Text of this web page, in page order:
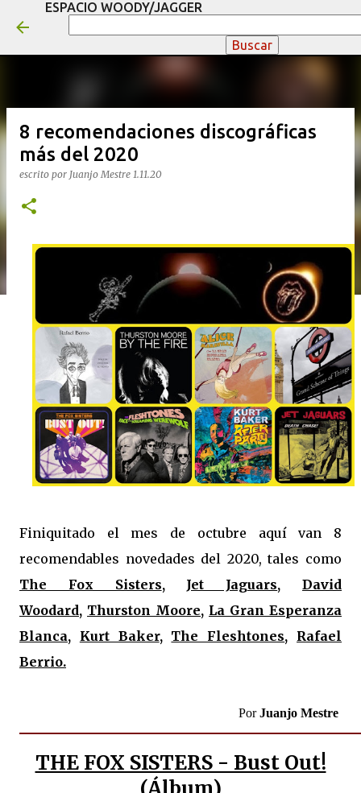
Ir al contenido principal
ESPACIO WOODY/JAGGER
8 recomendaciones discográficas
más del 2020
escrito por Juanjo Mestre 1.11.20
Finiquitado el mes de octubre aquí van 8
recomendables novedades del 2020, tales como
The Fox Sisters, Jet Jaguars,David
Woodard, Thurston Moore, La Gran Esperanza
Blanca, Kurt Baker, The Fleshtones, Rafael
Berrio.
PorJuanjo Mestre
THE FOX SISTERS - Bust Out!